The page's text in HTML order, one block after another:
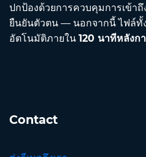
ปกป้องด้วยการควบคุมการเข้าถึ
ยืนยันตัวตน — นอกจากนี้ ไฟล์ทั้
อัตโนมัติภายใน 120 นาทีหลังก
Contact